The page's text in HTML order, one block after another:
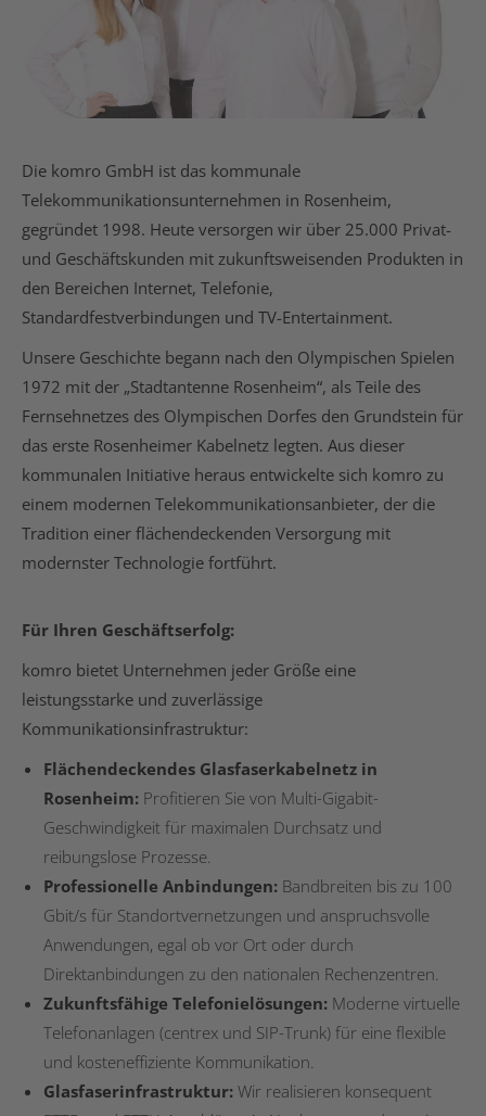
Die komro GmbH ist das kommunale
Telekommunikationsunternehmen in Rosenheim,
gegründet 1998. Heute versorgen wir über 25.000 Privat-
und Geschäftskunden mit zukunftsweisenden Produkten in
den Bereichen Internet, Telefonie,
Standardfestverbindungen und TV-Entertainment.
Unsere Geschichte begann nach den Olympischen Spielen
1972 mit der „Stadtantenne Rosenheim“, als Teile des
Fernsehnetzes des Olympischen Dorfes den Grundstein für
das erste Rosenheimer Kabelnetz legten. Aus dieser
kommunalen Initiative heraus entwickelte sich komro zu
einem modernen Telekommunikationsanbieter, der die
Tradition einer flächendeckenden Versorgung mit
modernster Technologie fortführt.
Für Ihren Geschäftserfolg:
komro bietet Unternehmen jeder Größe eine
leistungsstarke und zuverlässige
Kommunikationsinfrastruktur:
Flächendeckendes Glasfaserkabelnetz in
Rosenheim: Profitieren Sie von Multi-Gigabit-
Geschwindigkeit für maximalen Durchsatz und
reibungslose Prozesse.
Professionelle Anbindungen: Bandbreiten bis zu 100
Gbit/s für Standortvernetzungen und anspruchsvolle
Anwendungen, egal ob vor Ort oder durch
Direktanbindungen zu den nationalen Rechenzentren.
Zukunftsfähige Telefonielösungen: Moderne virtuelle
Telefonanlagen (centrex und SIP-Trunk) für eine flexible
und kosteneffiziente Kommunikation.
Glasfaserinfrastruktur: Wir realisieren konsequent